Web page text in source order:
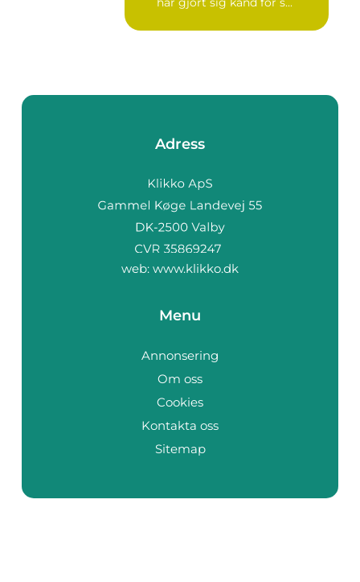
Adress
web: www.klikko.dk
Menu
Annonsering
Om oss
Cookies
Kontakta oss
Sitemap